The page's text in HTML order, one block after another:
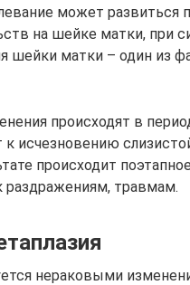
может развиться
на шейке матки, при
шейки матки – один из
происходят в
исчезновению
происходит
раздражениям, травмам.
нераковыми